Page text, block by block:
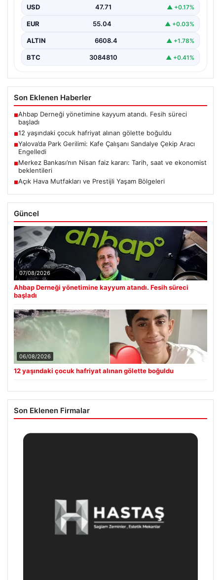
Oluşan Gölette Boğuldu", "content": "Erzurum’un Oltu
ilçesinde…
USD 47.71 ▲ +0.17%
EUR 55.04 ▲ +0.03%
ALTIN 6608.4 ▲ +1.78%
BTC 3084810 ▲ +0.41%
Son Eklenen Haberler
■Ahbap Derneği yönetimine kayyum atandı. Fesih süreci
başladı
■12 yaşındaki çocuk hafriyat alınan gölette boğuldu
■Yalova’da Park Gerilimi: Kafe Çalışanı Sandalye Çekip Aracı
Engelledi
■Merkez Bankası’nın Nisan faiz kararı: Tarih, saat ve ekonomist
beklentileri
■Açık Hava Mutfakları ve Prestijli Yaşam Bölgeleri
Güncel
07/08/2026
Ahbap Derneği yönetimine kayyum atandı. Fesih süreci
başladı
06/08/2026
12 yaşındaki çocuk hafriyat alınan gölette boğuldu
Son Eklenen Firmalar